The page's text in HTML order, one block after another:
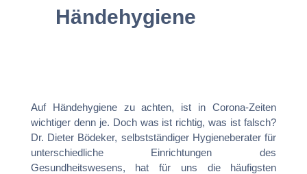
Händehygiene
Auf Händehygiene zu achten, ist in Corona-Zeiten
wichtiger denn je. Doch was ist richtig, was ist falsch?
Dr. Dieter Bödeker, selbstständiger Hygieneberater für
unterschiedliche Einrichtungen des
Gesundheitswesens, hat für uns die häufigsten